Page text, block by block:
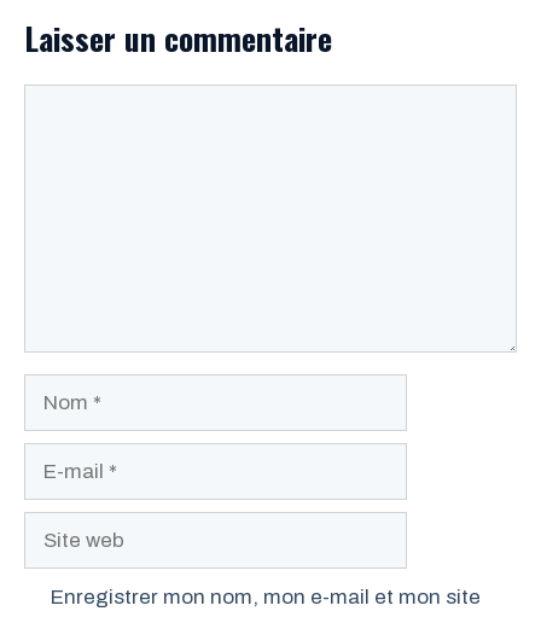
Laisser un commentaire
Site
Enregistrer mon nom, mon e-mail et mon site